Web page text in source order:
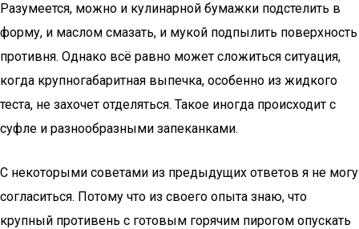
Разумеется, можно и кулинарной бумажки подстелить в
форму, и маслом смазать, и мукой подпылить поверхность
противня. Однако всё равно может сложиться ситуация,
когда крупногабаритная выпечка, особенно из жидкого
теста, не захочет отделяться. Такое иногда происходит с
суфле и разнообразными запеканками.
С некоторыми советами из предыдущих ответов я не могу
согласиться. Потому что из своего опыта знаю, что
крупный противень с готовым горячим пирогом опускать